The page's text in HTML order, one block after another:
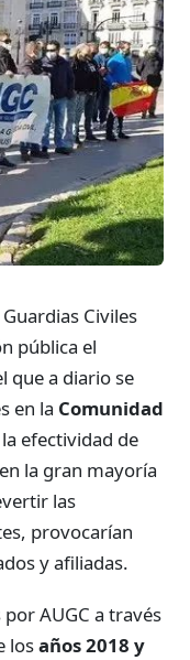
Civiles
pública el
que a diario se
en la Comunidad
efectividad de
la gran mayoría
las
provocarían
y afiliadas.
AUGC a través
losaños 2018 y